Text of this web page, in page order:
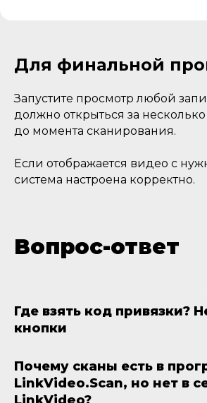
Для финальной
Запустите просмотр любой
должно открыться за
до момента сканирования.
Если отображается видео с
система настроена корректно.
Вопрос-ответ
Где взять код привязки?
кнопки
Почему сканы есть в
LinkVideo.Scan, но нет в